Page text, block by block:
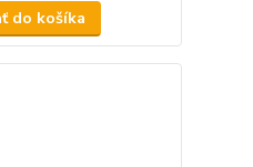
do košíka